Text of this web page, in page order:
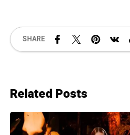
SHARE
Related Posts